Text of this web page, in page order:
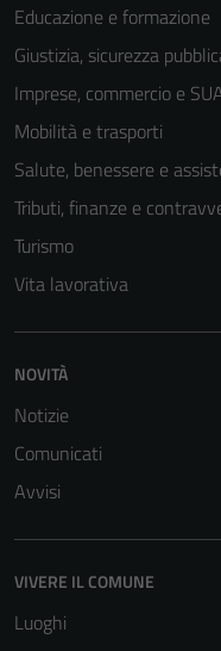
Educazione e formazione
Giustizia, sicurezza
Imprese, commercio e
Mobilità e trasporti
Salute, benessere e
Tributi, finanze e
Turismo
Vita lavorativa
NOVITÀ
Notizie
Comunicati
Avvisi
VIVERE IL COMUNE
Luoghi